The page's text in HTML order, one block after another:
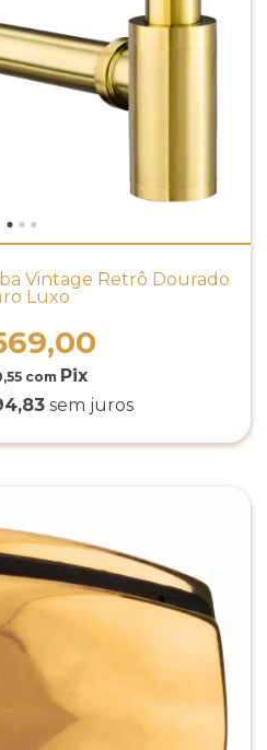
Vintage Retrô Dourado
Luxo
com
sem juros